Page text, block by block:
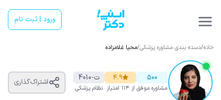
ورود | ثبت نام
خانه/دسته بندی مشاوره پزشکی/محیا غلامزاده
500
مشاوره موفق
۴.۹
از ۱۱۴ امتیاز
ت-4010
نظام پزشکی
اشتراک‌گذاری